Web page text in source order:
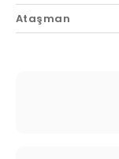
Ataşman